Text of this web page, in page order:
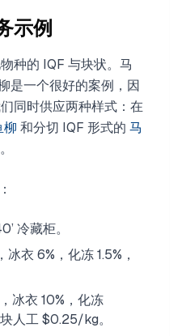
示例
种的 IQF 与块状。马
是一个很好的案例，因
同时供应两种样式：在
柳 和分切 IQF 形式的 马
冷藏柜。
衣 6%，化冻 1.5%，
冰衣 10%，化冻
人工 $0.25/kg。